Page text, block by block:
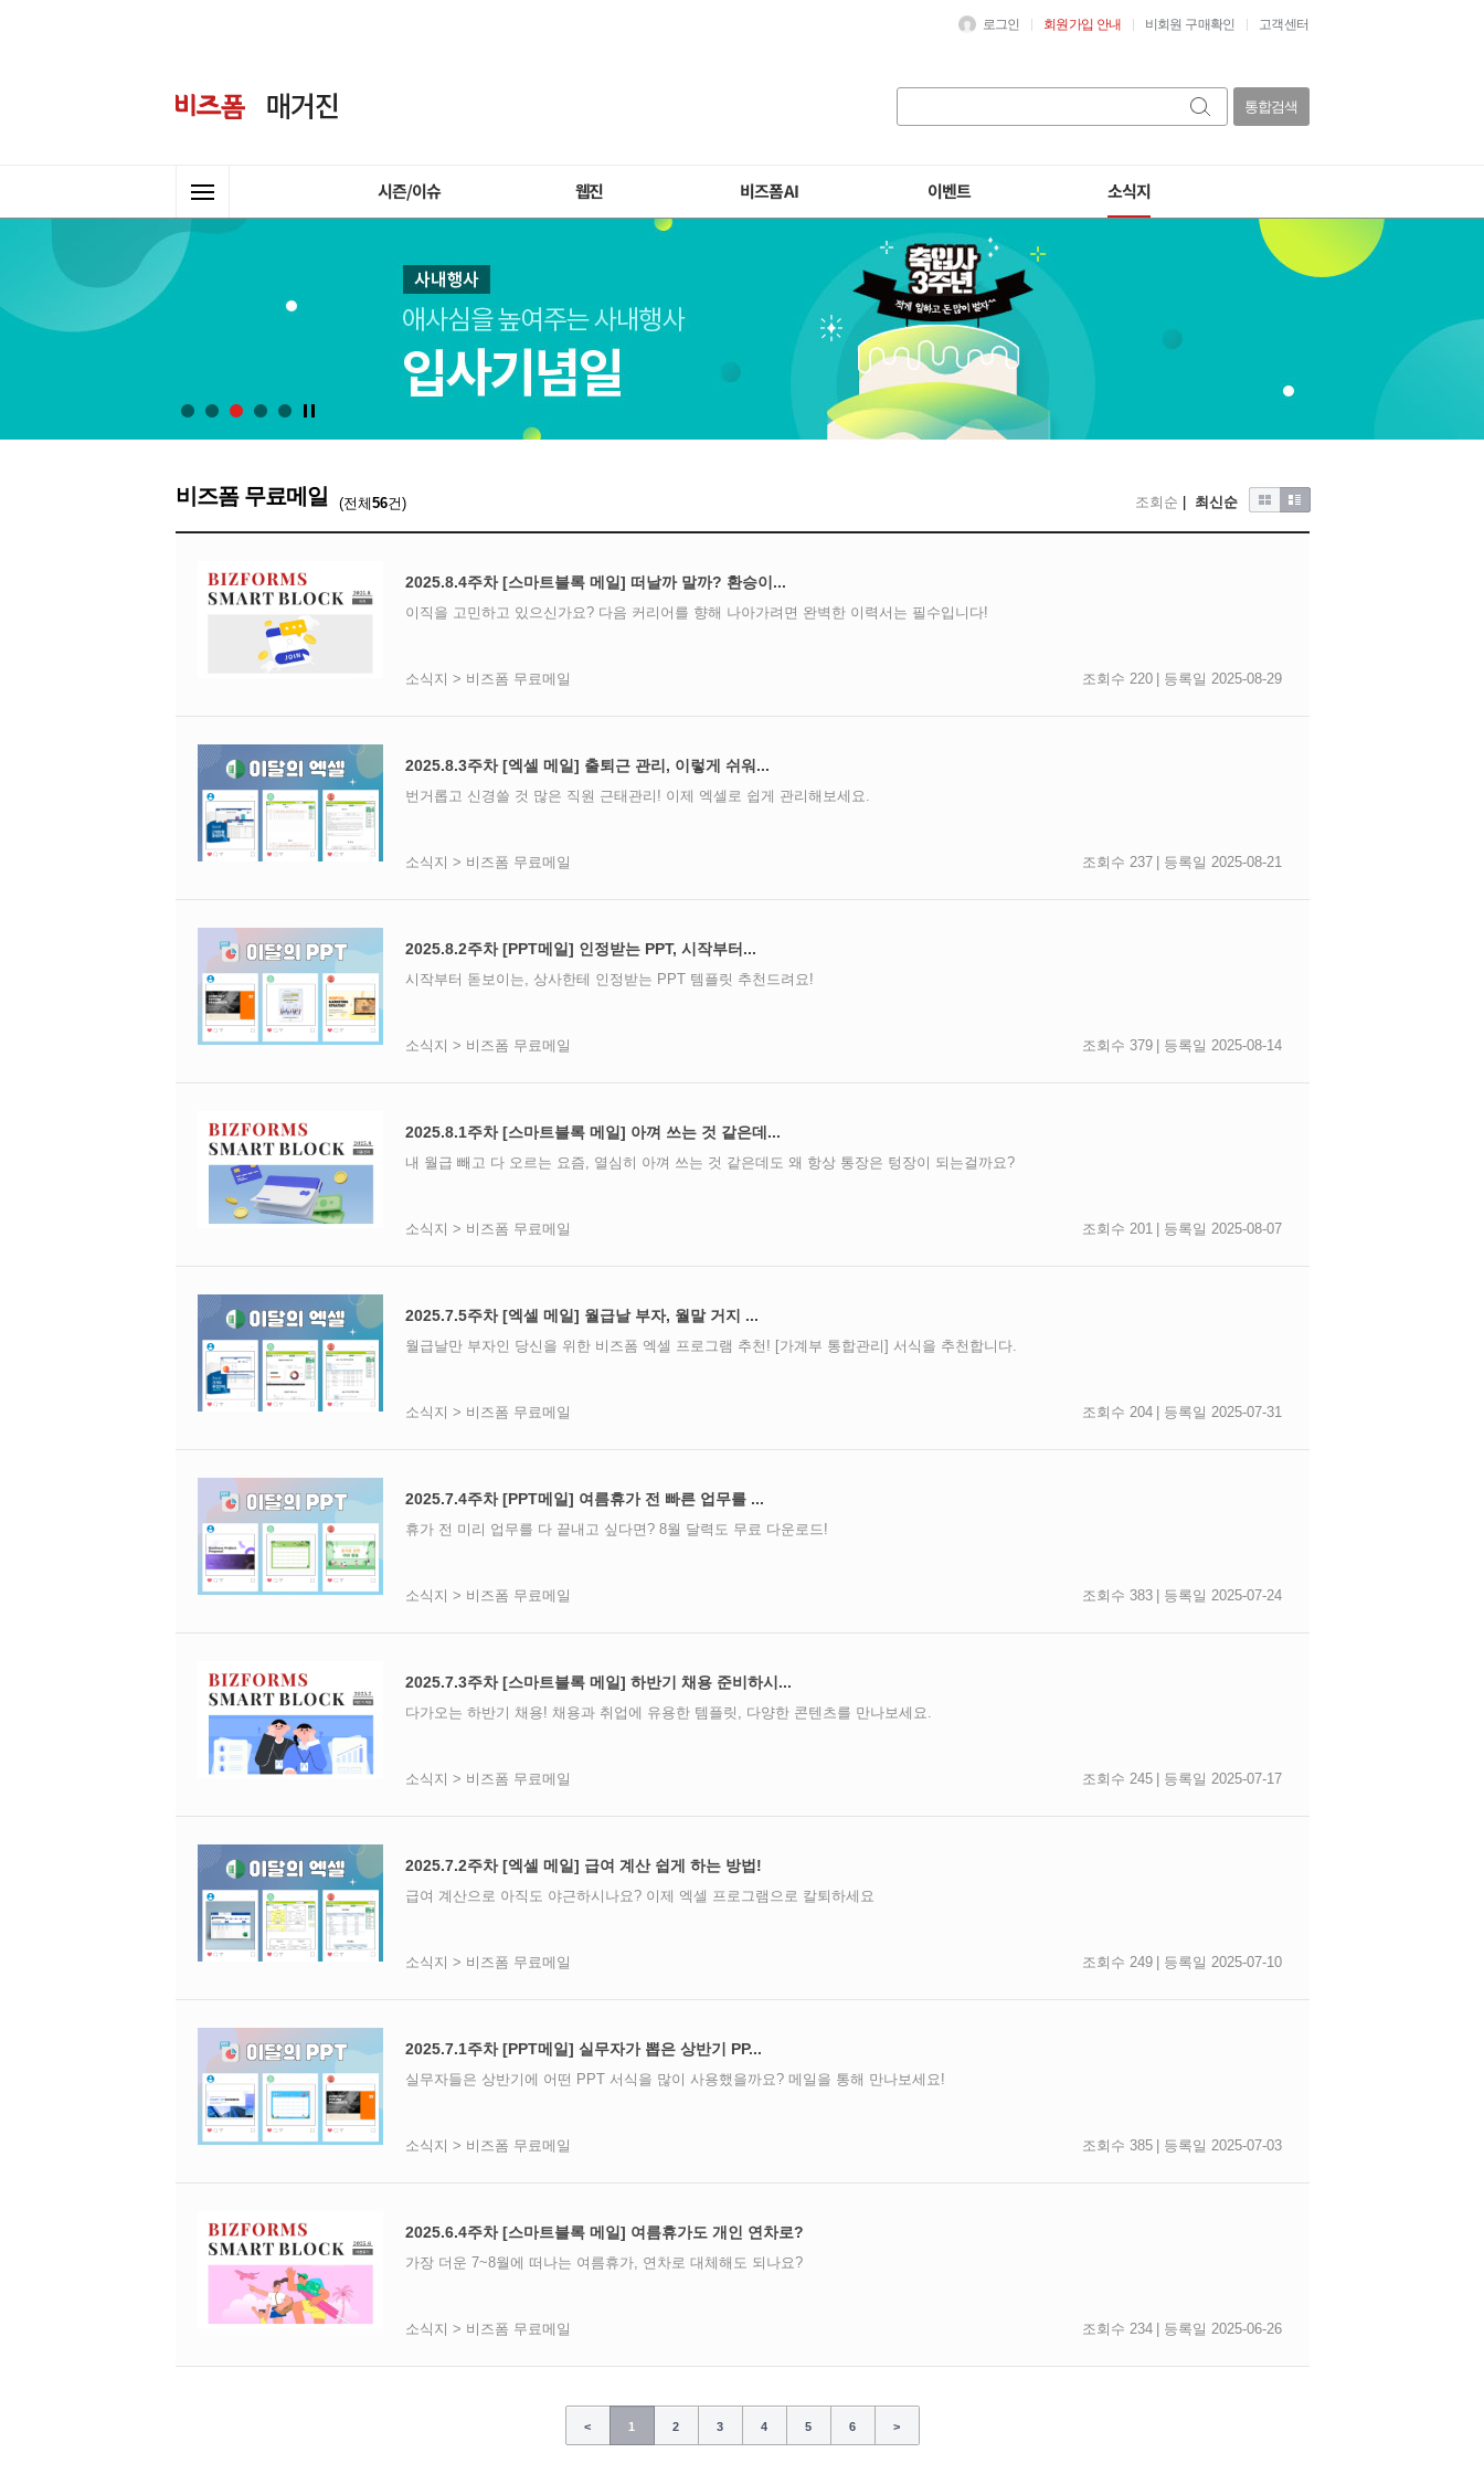
로그인 회원가입 안내 비회원 구매확인 고객센터
통합검색
시즌/이슈 웹진 비즈폼 AI 이벤트 소식지
비즈폼 무료메일 (전체56건) 조회순 최신순
2025.8.4주차 [스마트블록 메일] 떠날까 말까? 환승이...
이직을 고민하고 있으신가요? 다음 커리어를 향해 나아가려면 완벽한 이력서는 필수입니다!
소식지 > 비즈폼 무료메일 조회수 220 | 등록일 2025-08-29
2025.8.3주차 [엑셀 메일] 출퇴근 관리, 이렇게 쉬워...
번거롭고 신경쓸 것 많은 직원 근태관리! 이제 엑셀로 쉽게 관리해보세요.
소식지 > 비즈폼 무료메일 조회수 237 | 등록일 2025-08-21
2025.8.2주차 [PPT메일] 인정받는 PPT, 시작부터...
시작부터 돋보이는, 상사한테 인정받는 PPT 템플릿 추천드려요!
소식지 > 비즈폼 무료메일 조회수 379 | 등록일 2025-08-14
2025.8.1주차 [스마트블록 메일] 아껴 쓰는 것 같은데...
내 월급 빼고 다 오르는 요즘, 열심히 아껴 쓰는 것 같은데도 왜 항상 통장은 텅장이 되는걸까요?
소식지 > 비즈폼 무료메일 조회수 201 | 등록일 2025-08-07
2025.7.5주차 [엑셀 메일] 월급날 부자, 월말 거지 ...
월급날만 부자인 당신을 위한 비즈폼 엑셀 프로그램 추천! [가계부 통합관리] 서식을 추천합니다.
소식지 > 비즈폼 무료메일 조회수 204 | 등록일 2025-07-31
2025.7.4주차 [PPT메일] 여름휴가 전 빠른 업무를 ...
휴가 전 미리 업무를 다 끝내고 싶다면? 8월 달력도 무료 다운로드!
소식지 > 비즈폼 무료메일 조회수 383 | 등록일 2025-07-24
2025.7.3주차 [스마트블록 메일] 하반기 채용 준비하시...
다가오는 하반기 채용! 채용과 취업에 유용한 템플릿, 다양한 콘텐츠를 만나보세요.
소식지 > 비즈폼 무료메일 조회수 245 | 등록일 2025-07-17
2025.7.2주차 [엑셀 메일] 급여 계산 쉽게 하는 방법!
급여 계산으로 아직도 야근하시나요? 이제 엑셀 프로그램으로 칼퇴하세요
소식지 > 비즈폼 무료메일 조회수 249 | 등록일 2025-07-10
2025.7.1주차 [PPT메일] 실무자가 뽑은 상반기 PP...
실무자들은 상반기에 어떤 PPT 서식을 많이 사용했을까요? 메일을 통해 만나보세요!
소식지 > 비즈폼 무료메일 조회수 385 | 등록일 2025-07-03
2025.6.4주차 [스마트블록 메일] 여름휴가도 개인 연차로?
가장 더운 7~8월에 떠나는 여름휴가, 연차로 대체해도 되나요?
소식지 > 비즈폼 무료메일 조회수 234 | 등록일 2025-06-26
< 1 2 3 4 5 6 >